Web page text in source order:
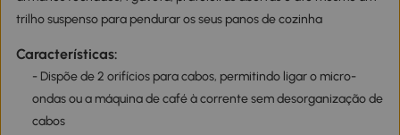
trilho suspenso para pendurar os seus panos de cozinha
Características:
- Dispõe de 2 orifícios para cabos, permitindo ligar o micro-
ondas ou a máquina de café à corrente sem desorganização de
cabos